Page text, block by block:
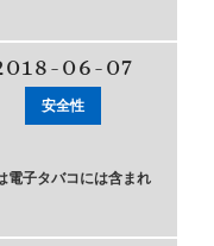
06-07
安全性
電子タバコには含まれ